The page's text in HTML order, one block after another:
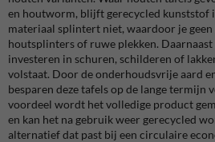
en houtworm, blijft gerecycled kunststof
materiaal splintert niet, waardoor je geen
houtsplinters of ruwe plekken.
investeren in schuren, schilderen of
volstaat. Door de onderhoudsvrije aard
besparen deze tafels op de lange termijn
voordeel wordt het volledige product
en kan het na gebruik weer gerecycled
alternatief dat past bij een circulaire